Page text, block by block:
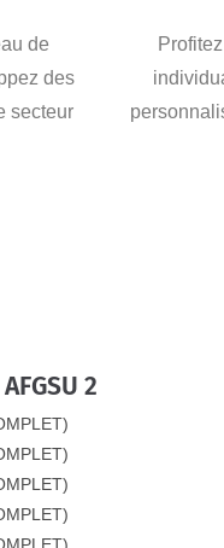
de
des
secteur
2